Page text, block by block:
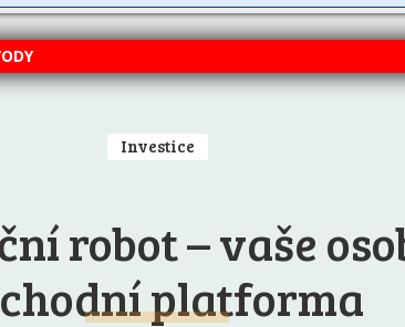
Investice
robot – vaše
platforma